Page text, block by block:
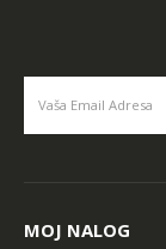
MOJ NALOG